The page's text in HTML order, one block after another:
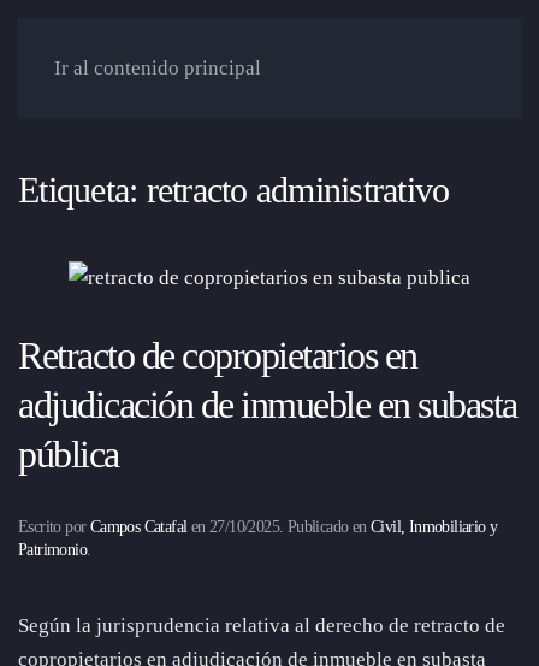
Ir al contenido principal
Etiqueta: retracto administrativo
Retracto de copropietarios en
adjudicación de inmueble en subasta
pública
Escrito por Campos Catafalen27/10/2025. Publicado enCivil, Inmobiliario y
Patrimonio.
Según la jurisprudencia relativa al derecho de retracto de
copropietarios en adjudicación de inmueble en subasta